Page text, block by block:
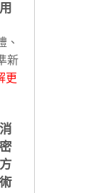
、
新
更